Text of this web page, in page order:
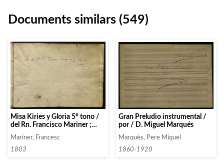
Documents similars (549)
Misa Kiries y Gloria 5º tono /
del Rn. Francisco Mariner ;
Versos Khries y gloria de 5º
tono del R[n] Francº Rodri – /
ges ; Versos Kriries 1º tono
Mariner, Francesc
1803
Gran Preludio instrumental /
por / D. Miguel Marqués
Marquès, Pere Miquel
1860-1920